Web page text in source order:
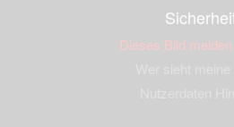
Dieses Bild